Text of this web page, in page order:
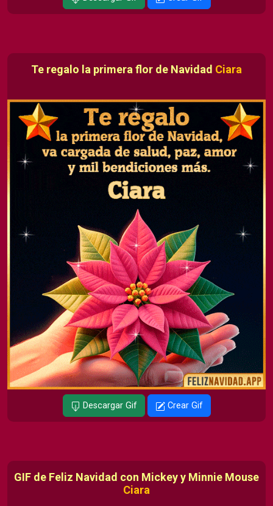
Te regalo la primera flor de Navidad Ciara
Descargar Gif Crear Gif
GIF de Feliz Navidad con Mickey y Minnie Mouse
Ciara